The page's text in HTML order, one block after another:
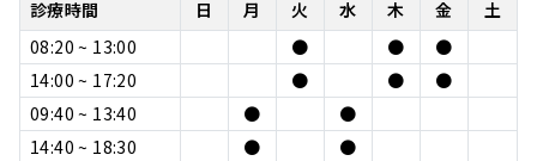
診療時間 日 月 火 水 木 金
土
08:20 ~ 13:00
● ●
●
14:00 ~ 17:20
● ●
●
09:40 ~ 13:40
●
●
14:40 ~ 18:30
●
●